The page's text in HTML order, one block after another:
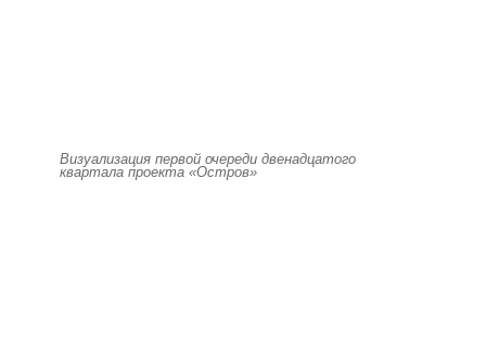
Визуализация первой очереди двенадцатого
квартала проекта «Остров»